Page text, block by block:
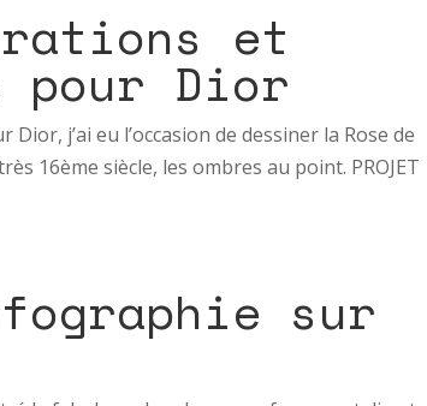
et
pour Dior
j’ai eu l’occasion de dessiner la Rose de
16ème siècle, les ombres au point. PROJET
sur